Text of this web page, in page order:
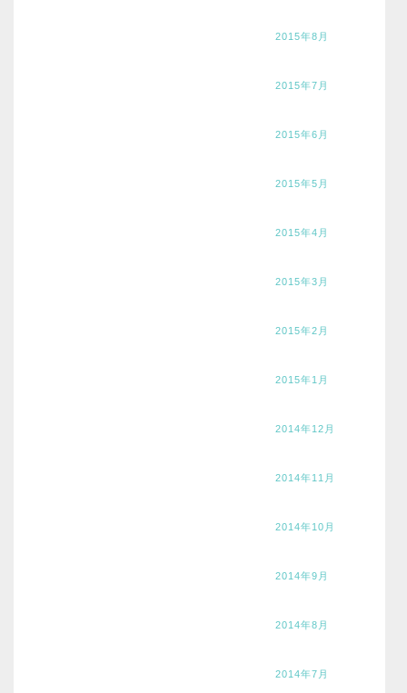
2015年8月
2015年7月
2015年6月
2015年5月
2015年4月
2015年3月
2015年2月
2015年1月
2014年12月
2014年11月
2014年10月
2014年9月
2014年8月
2014年7月